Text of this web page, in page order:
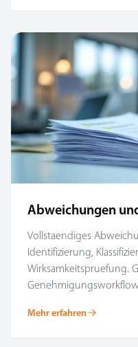
Abweichungen
Vollstaendiges
Identifizierung,
Wirksamkeitspruefung.
Mehr erfahren